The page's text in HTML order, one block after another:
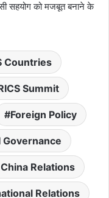
सहयोग को मजबूत बनाने के
Countries
Summit
Foreign Policy
Governance
Relations
Relations